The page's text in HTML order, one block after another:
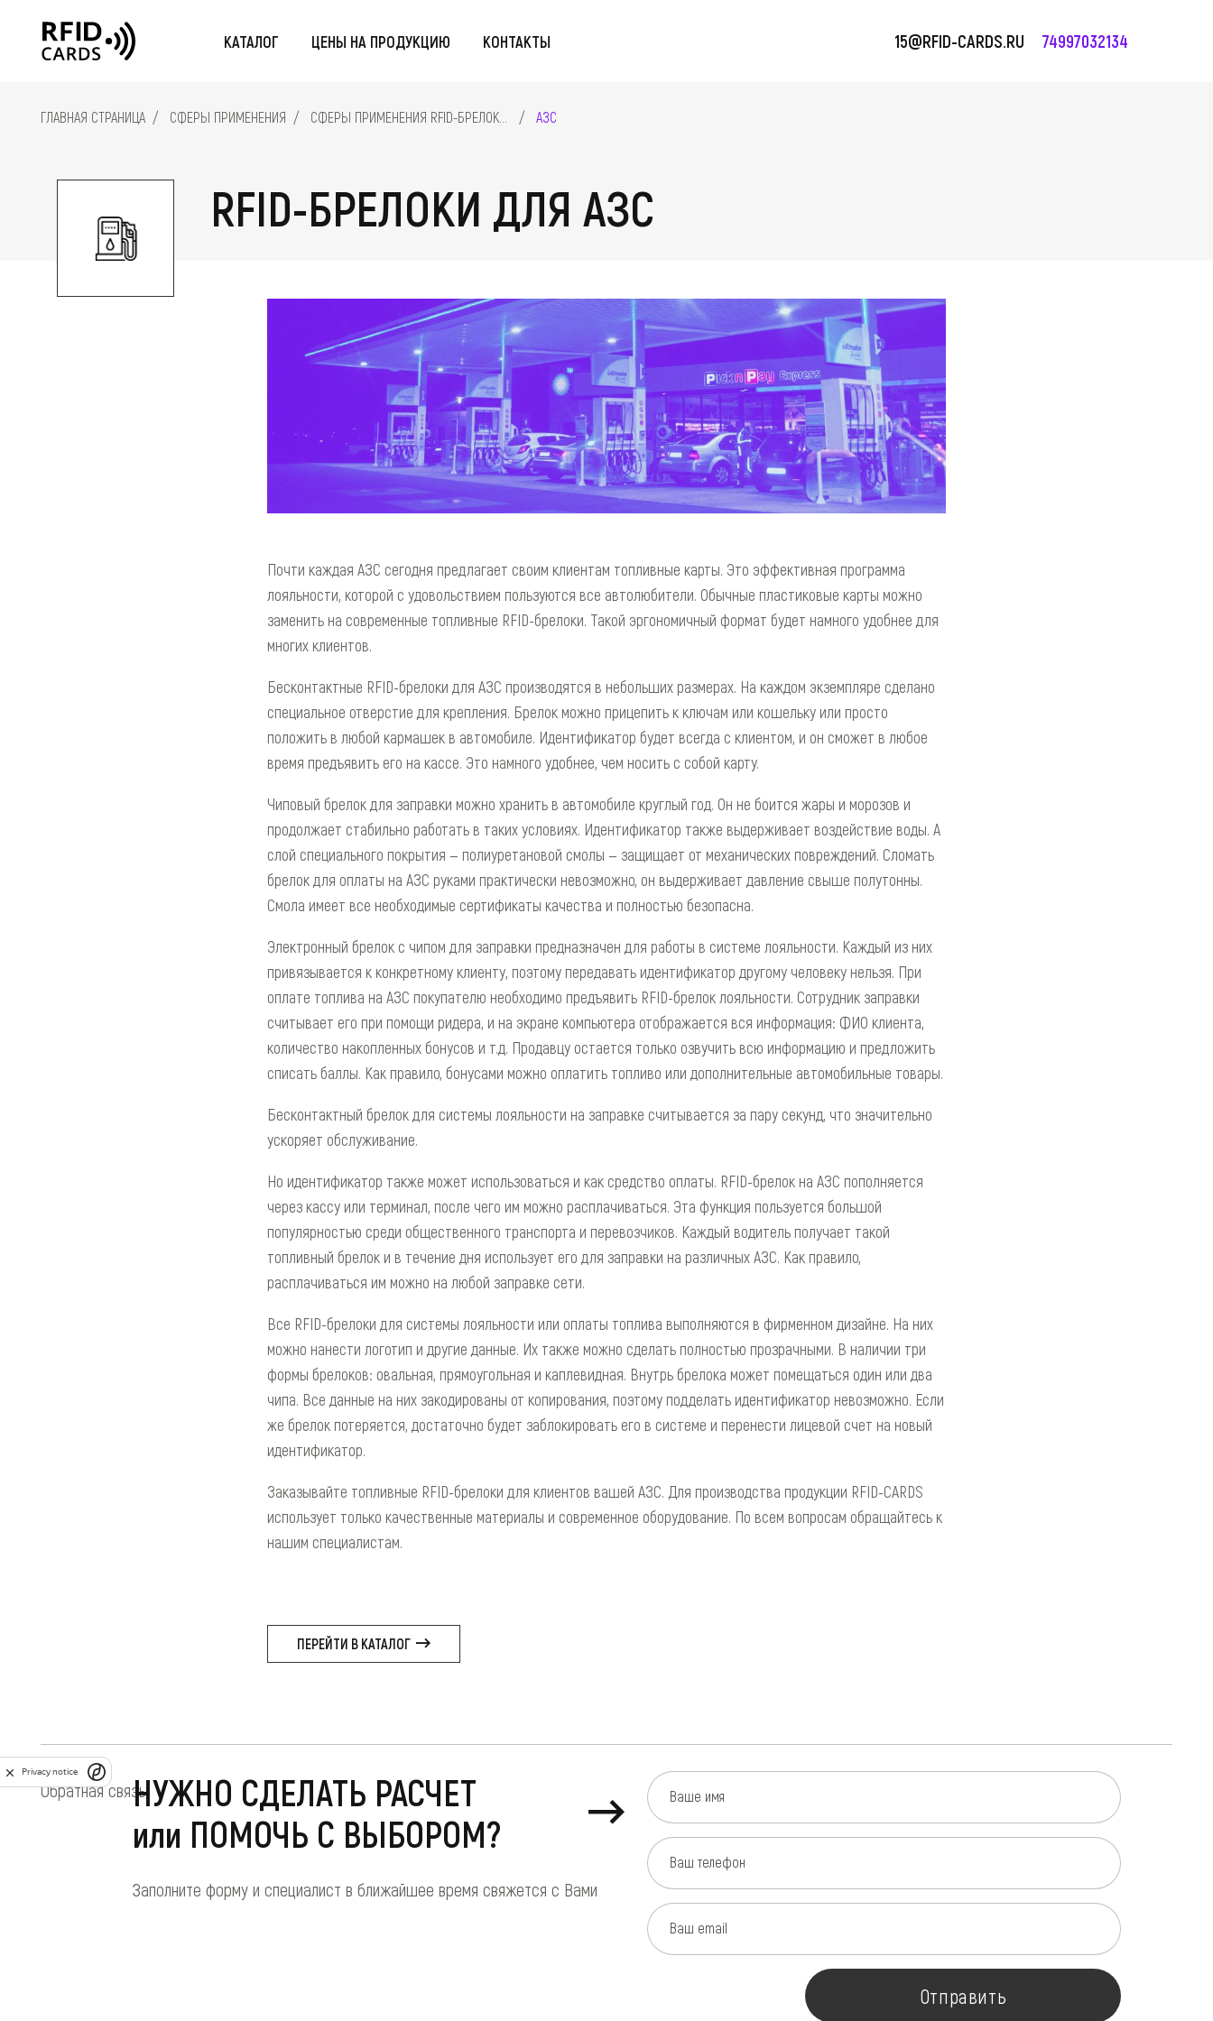
КАТАЛОГ
КАРТЫ RFID-БРАСЛЕТЫ RFID-БРЕЛОКИ RFID-СЧИТЫВАТЕЛИ
ЦЕНЫ НА ПРОДУКЦИЮ КОНТАКТЫ 15@RFID-CARDS.RU 74997032134
ГЛАВНАЯ СТРАНИЦА СФЕРЫ ПРИМЕНЕНИЯ СФЕРЫ ПРИМЕНЕНИЯ RFID-БРЕЛОКОВ АЗС
RFID-БРЕЛОКИ ДЛЯ АЗС
Почти каждая АЗС сегодня предлагает своим клиентам топливные карты. Это эффективная программа
лояльности, которой с удовольствием пользуются все автолюбители. Обычные пластиковые карты можно
заменить на современные топливные RFID-брелоки. Такой эргономичный формат будет намного удобнее для
многих клиентов.
Бесконтактные RFID-брелоки для АЗС производятся в небольших размерах. На каждом экземпляре сделано
специальное отверстие для крепления. Брелок можно прицепить к ключам или кошельку или просто
положить в любой кармашек в автомобиле. Идентификатор будет всегда с клиентом, и он сможет в любое
время предъявить его на кассе. Это намного удобнее, чем носить с собой карту.
Чиповый брелок для заправки можно хранить в автомобиле круглый год. Он не боится жары и морозов и
продолжает стабильно работать в таких условиях. Идентификатор также выдерживает воздействие воды. А
слой специального покрытия — полиуретановой смолы — защищает от механических повреждений. Сломать
брелок для оплаты на АЗС руками практически невозможно, он выдерживает давление свыше полутонны.
Смола имеет все необходимые сертификаты качества и полностью безопасна.
Электронный брелок с чипом для заправки предназначен для работы в системе лояльности. Каждый из них
привязывается к конкретному клиенту, поэтому передавать идентификатор другому человеку нельзя. При
оплате топлива на АЗС покупателю необходимо предъявить RFID-брелок лояльности. Сотрудник заправки
считывает его при помощи ридера, и на экране компьютера отображается вся информация: ФИО клиента,
количество накопленных бонусов и т.д. Продавцу остается только озвучить всю информацию и предложить
списать баллы. Как правило, бонусами можно оплатить топливо или дополнительные автомобильные товары.
Бесконтактный брелок для системы лояльности на заправке считывается за пару секунд, что значительно
ускоряет обслуживание.
Но идентификатор также может использоваться и как средство оплаты. RFID-брелок на АЗС пополняется
через кассу или терминал, после чего им можно расплачиваться. Эта функция пользуется большой
популярностью среди общественного транспорта и перевозчиков. Каждый водитель получает такой
топливный брелок и в течение дня использует его для заправки на различных АЗС. Как правило,
расплачиваться им можно на любой заправке сети.
Все RFID-брелоки для системы лояльности или оплаты топлива выполняются в фирменном дизайне. На них
можно нанести логотип и другие данные. Их также можно сделать полностью прозрачными. В наличии три
формы брелоков: овальная, прямоугольная и каплевидная. Внутрь брелока может помещаться один или два
чипа. Все данные на них закодированы от копирования, поэтому подделать идентификатор невозможно. Если
же брелок потеряется, достаточно будет заблокировать его в системе и перенести лицевой счет на новый
идентификатор.
Заказывайте топливные RFID-брелоки для клиентов вашей АЗС. Для производства продукции RFID-CARDS
использует только качественные материалы и современное оборудование. По всем вопросам обращайтесь к
нашим специалистам.
ПЕРЕЙТИ В КАТАЛОГ
Обратная связьНУЖНО СДЕЛАТЬ РАСЧЕТ
или ПОМОЧЬ С ВЫБОРОМ?
Заполните форму и специалист в ближайшее время свяжется с Вами
Ваше имя
Ваш телефон
Ваш email
Отправить
Privacy notice